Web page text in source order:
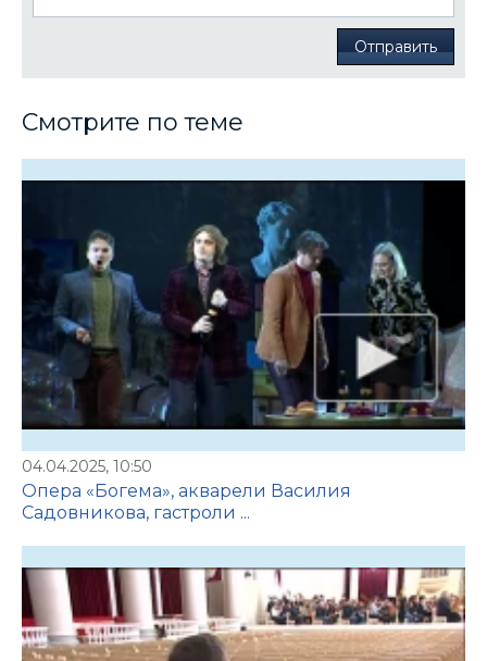
Отправить
Смотрите по теме
04.04.2025, 10:50
Опера «Богема», акварели Василия
Садовникова, гастроли ...